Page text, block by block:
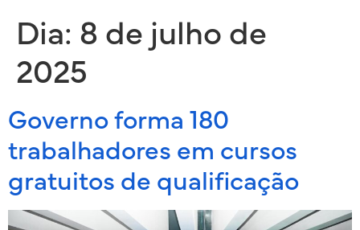
Dia: 8 de julho de
2025
Governo forma 180
trabalhadores em cursos
gratuitos de qualificação